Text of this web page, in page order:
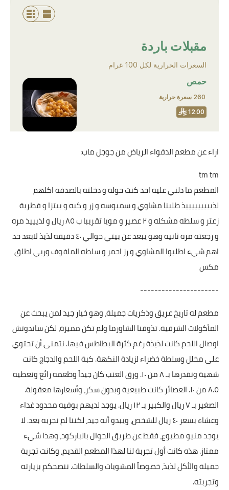
اراء عن مطعم الدفواء الرياض من جوجل ماب:
tm tm
المطعم ما دلني عليه احد كنت حوله و دخلته بالصدفه اكلهم
لذيييييييييذ طلبنا مشاوي و سمبوسه و زر و كبه و بيتزا و فطرية
زعتر و سلطه مشكله و ٢ عصير و مويا تقريبا ب ٨٥ ريال و لذيييذ مره
و رجعته مره ثانيه وهو يبعد عن بيتي حوالي ٤٠ دقيقه لذيذ لابعد حد
اهم شيء اطلبوا المشاوي و رز احمر و سلطه الملفوف وربي اطلق
مكس
----------------------
مطعم له تاريخ عريق وذكريات جميلة، وهو خيار جيد لمن يبحث عن
المأكولات الشرقية. تذوقنا الشاورما ولم تكن مميزة، لكن ساندوتش
اوصال اللحم كانت لذيذة رغم كثرة البطاطس فيها. نتمنى أن تحتوي
على مخلل وسلطة خضراء لزيادة النكهة. كبة اللحم والدجاج كانت
شهية ونقدرها بـ ٨ من ١٠. ورق العنب كان جيداً وطعمه رائع ونعطيه
٨.٥ من ١٠. العصائر كانت طبيعية وبدون سكر، وأسعارها معقولة.
الصغير بـ ٧ ريال والكبير بـ ١٢ ريال. يوجد لديهم بوفيه محدود غداء
وعشاء بسعر ٤٠ ريال للشخص، ويبدو أنه جيد، لكننا لم نجربه بعد. لا
يوجد منيو مطبوع، فقط عن طريق الجوال بالباركود، وهذا شيء
ممتاز. هذه كانت أول تجربة لنا لهذا المطعم القديم، وكانت تجربة
جميلة والأكل لذيذ، خصوصاً المشويات والسلطات. ننصحكم بزيارته
وتجربته.